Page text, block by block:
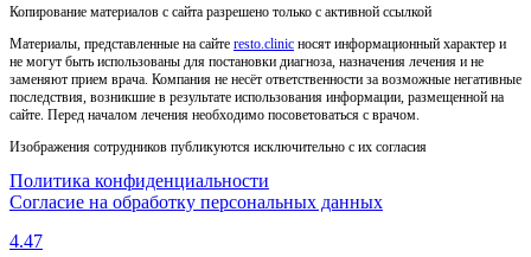
Копирование материалов с сайта разрешено только с активной ссылкой
Материалы, представленные на сайте resto.clinic носят информационный характер и
не могут быть использованы для постановки диагноза, назначения лечения и не
заменяют прием врача. Компания не несёт ответственности за возможные негативные
последствия, возникшие в результате использования информации, размещенной на
сайте. Перед началом лечения необходимо посоветоваться с врачом.
Изображения сотрудников публикуются исключительно с их согласия
Политика конфиденциальности
Согласие на обработку персональных данных
4.47